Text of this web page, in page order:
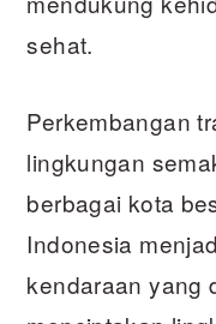
sehat.
Perkembangan
lingkungan
berbagai kota
Indonesia
kendaraan yang